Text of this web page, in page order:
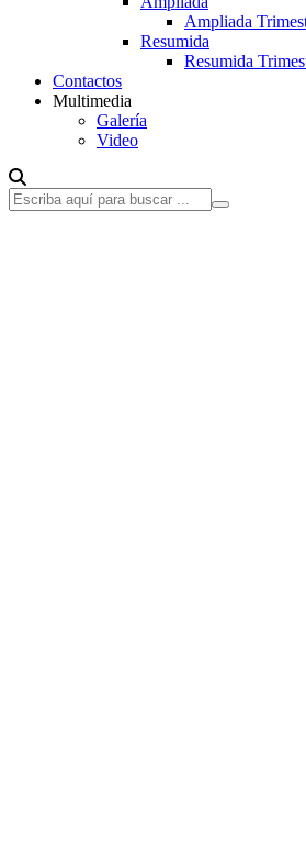
Ampliada
Resumida
Resumida
Contactos
Multimedia
Galería
Video